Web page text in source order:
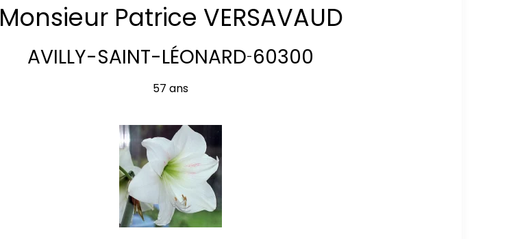
Monsieur Patrice VERSAVAUD
AVILLY-SAINT-LÉONARD-60300
57 ans